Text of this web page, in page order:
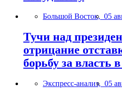
Большой Восток, 05
Тучи над
отрицание
борьбу за власть
Экспресс-анализ, 05